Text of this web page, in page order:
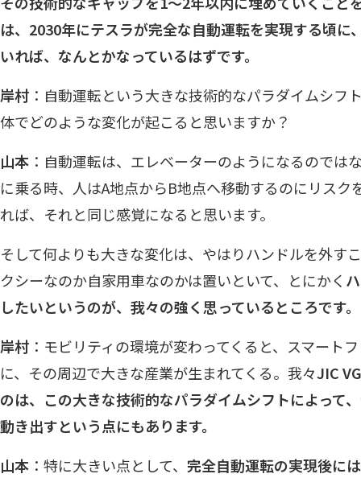
は、2030年にテスラが完全な自動運転を実現する頃に
いれば、なんとかなっているはずです。
岸村 ：自動運転という大きな技術的なパラダイムシフ
体でどのような変化が起こると思いますか？
山本 ：自動運転は、エレベーターのようになるのでは
に乗る時、人はA地点からB地点へ移動するのにリスク
れば、それと同じ感覚になると思います。
そして何よりも大きな変化は、やはりハンドルを外す
クシーなのか自家用車なのかは置いといて、とにかく
したいというのが、我々の強く思っているところです。
岸村 ：モビリティの環境が変わってくると、スマート
に、その周辺で大きな産業が生まれてくる。我々JIC
のは、この大きな技術的なパラダイムシフトによって
動き出すという点にもあります。
山本 ：特に大きい点として、 完全自動運転の実現後に